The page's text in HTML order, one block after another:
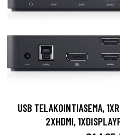
USB TELAKOINTIASEMA,
2XHDMI,